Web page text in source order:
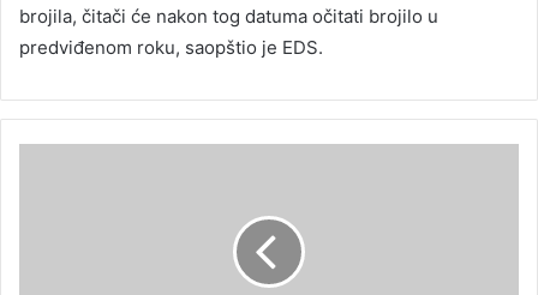
brojila, čitači će nakon tog datuma očitati brojilo u
predviđenom roku, saopštio je EDS.